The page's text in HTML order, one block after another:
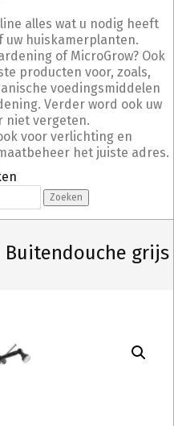
alles wat u nodig heeft
uw huiskamerplanten.
of MicroGrow? Ook
producten voor, zoals,
voedingsmiddelen
Verder word ook uw
niet vergeten.
voor verlichting en
het juiste adres.
Zoeken
Buitendouche grijs